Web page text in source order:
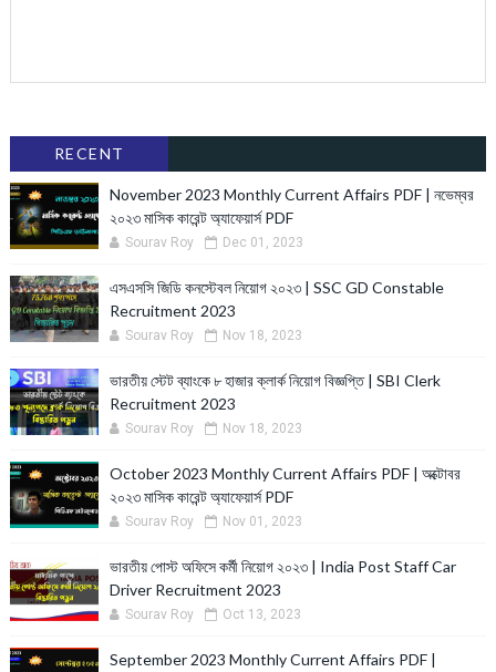
RECENT
November 2023 Monthly Current Affairs PDF | নভেম্বর
২০২৩ মাসিক কারেন্ট অ্যাফেয়ার্স PDF
Sourav Roy Dec 01, 2023
এসএসসি জিডি কনস্টেবল নিয়োগ ২০২৩ | SSC GD Constable
Recruitment 2023
Sourav Roy Nov 18, 2023
ভারতীয় স্টেট ব্যাংকে ৮ হাজার ক্লার্ক নিয়োগ বিজ্ঞপ্তি | SBI Clerk
Recruitment 2023
Sourav Roy Nov 18, 2023
October 2023 Monthly Current Affairs PDF | অক্টোবর
২০২৩ মাসিক কারেন্ট অ্যাফেয়ার্স PDF
Sourav Roy Nov 01, 2023
ভারতীয় পোস্ট অফিসে কর্মী নিয়োগ ২০২৩ | India Post Staff Car
Driver Recruitment 2023
Sourav Roy Oct 13, 2023
September 2023 Monthly Current Affairs PDF |